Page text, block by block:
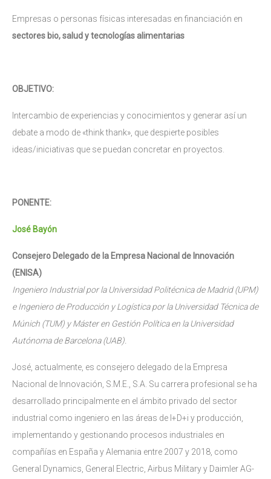
Empresas o personas físicas interesadas en financiación en
sectores bio, salud y tecnologías alimentarias
OBJETIVO:
Intercambio de experiencias y conocimientos y generar así un
debate a modo de «think thank», que despierte posibles
ideas/iniciativas que se puedan concretar en proyectos.
PONENTE:
José Bayón
Consejero Delegado de la Empresa Nacional de Innovación
(ENISA)
Ingeniero Industrial por la Universidad Politécnica de Madrid (UPM)
e Ingeniero de Producción y Logística por la Universidad Técnica de
Múnich (TUM) y Máster en Gestión Política en la Universidad
Autónoma de Barcelona (UAB).
José, actualmente, es consejero delegado de la Empresa
Nacional de Innovación, S.M.E., S.A. Su carrera profesional se ha
desarrollado principalmente en el ámbito privado del sector
industrial como ingeniero en las áreas de I+D+i y producción,
implementando y gestionando procesos industriales en
compañías en España y Alemania entre 2007 y 2018, como
General Dynamics, General Electric, Airbus Military y Daimler AG-